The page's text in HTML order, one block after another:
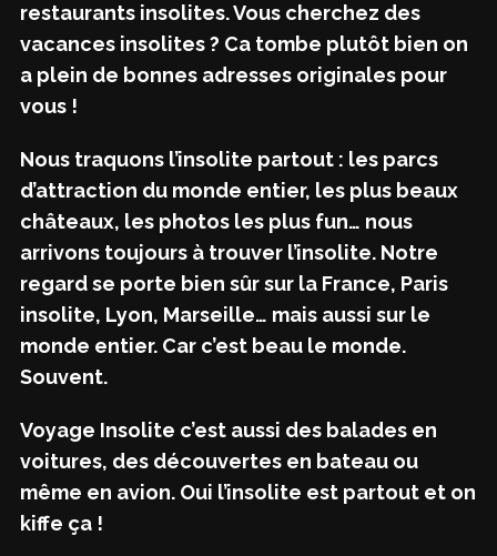
restaurants insolites. Vous cherchez des
vacances insolites ? Ca tombe plutôt bien on
a plein de bonnes adresses originales pour
vous !
Nous traquons l’insolite partout : les parcs
d’attraction du monde entier, les plus beaux
châteaux, les photos les plus fun… nous
arrivons toujours à trouver l’insolite. Notre
regard se porte bien sûr sur la France, Paris
insolite, Lyon, Marseille… mais aussi sur le
monde entier. Car c’est beau le monde.
Souvent.
Voyage Insolite c’est aussi des balades en
voitures, des découvertes en bateau ou
même en avion. Oui l’insolite est partout et on
kiffe ça !